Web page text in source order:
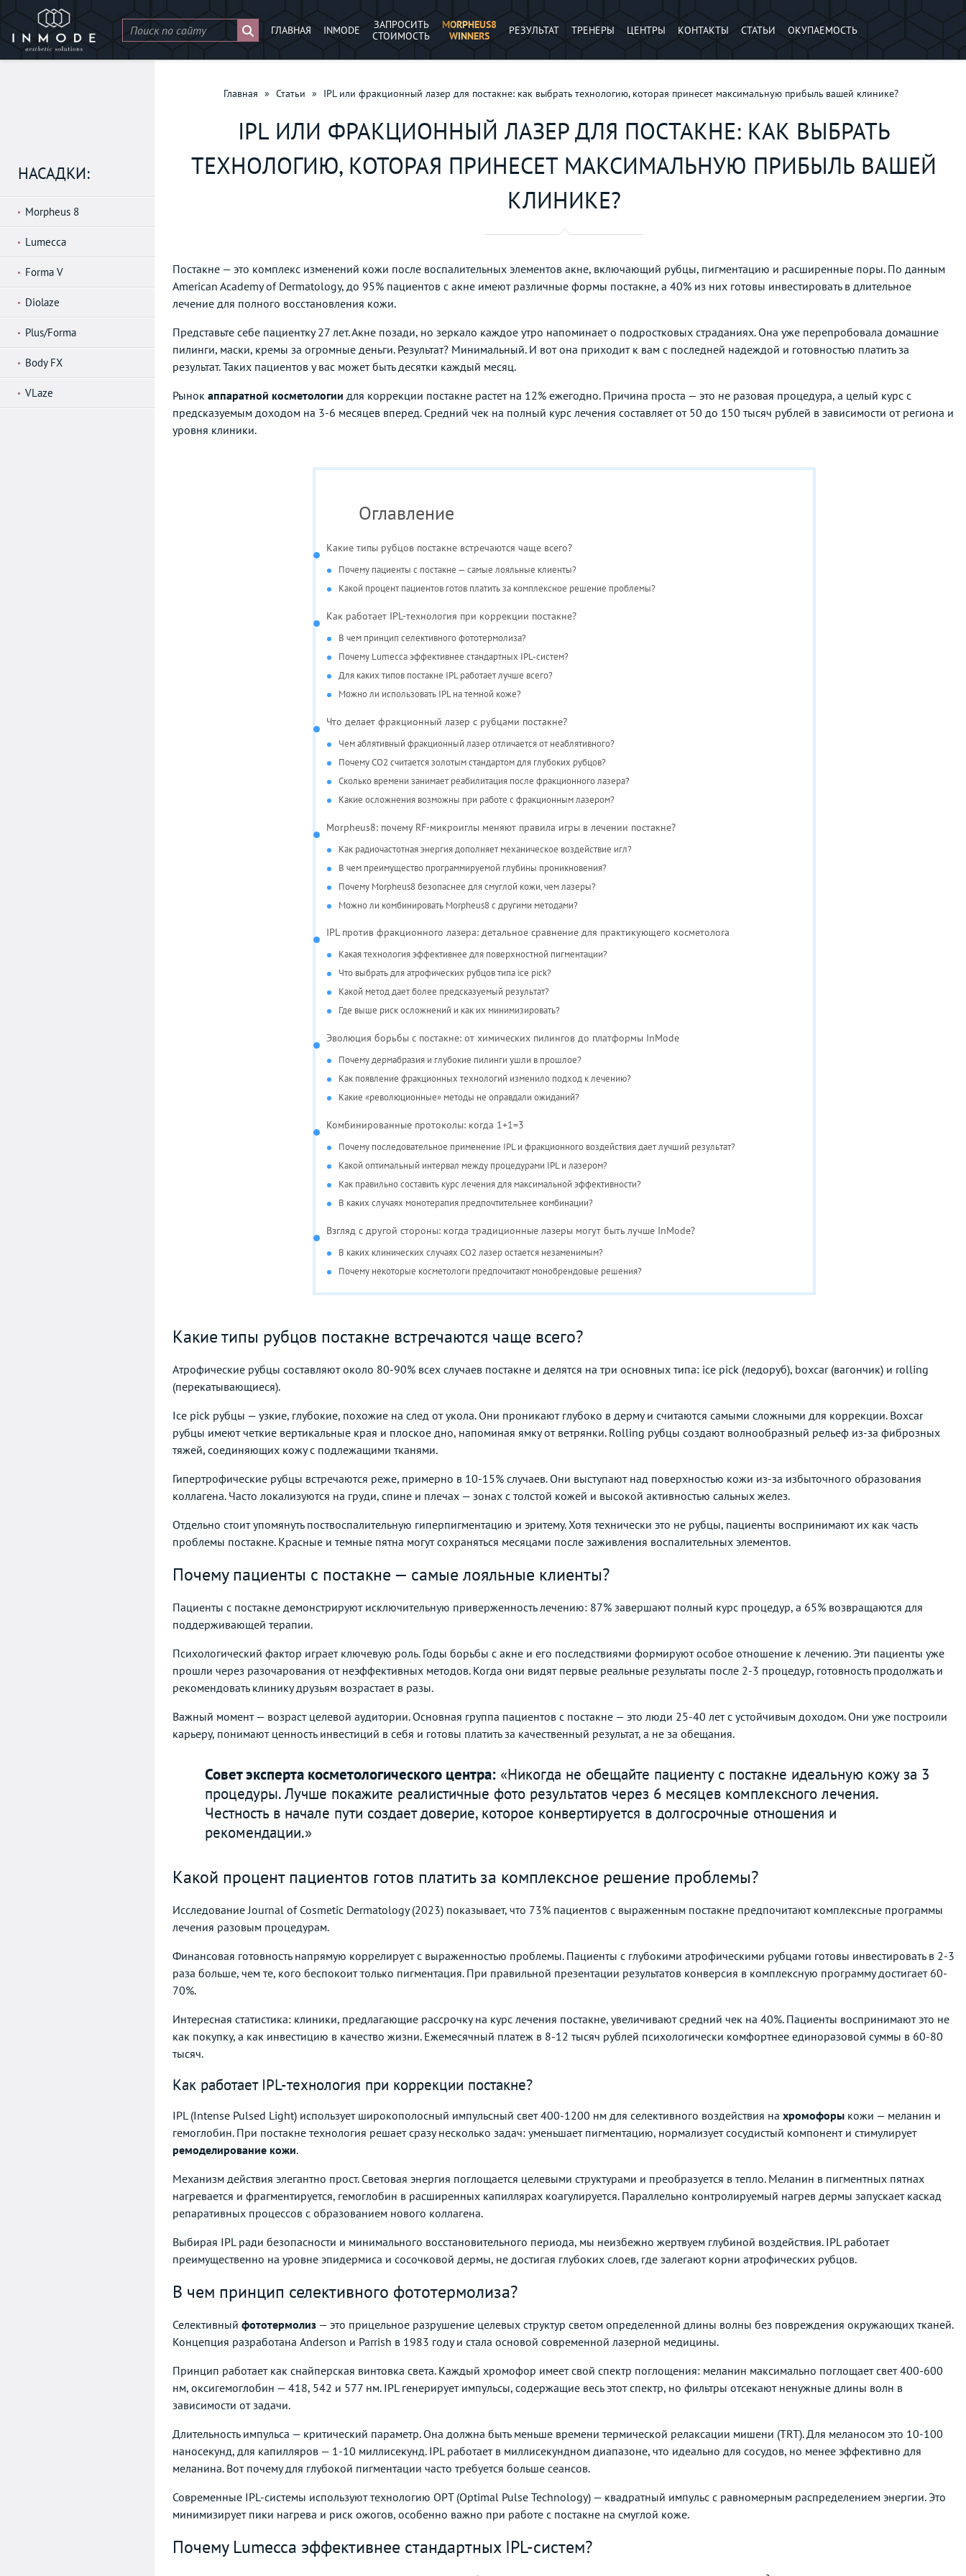
ГЛАВНАЯ INMODE
ЗАПРОСИТЬ
СТОИМОСТЬ
MORPHEUS8
WINNERS
РЕЗУЛЬТАТ ТРЕНЕРЫ ЦЕНТРЫ КОНТАКТЫ СТАТЬИ ОКУПАЕМОСТЬ
НАСАДКИ:
Morpheus 8
Lumecca
Forma V
Diolaze
Plus/Forma
Body FX
VLaze
Главная » Статьи » IPL или фракционный лазер для постакне: как выбрать технологию, которая принесет максимальную прибыль вашей клинике?
IPL ИЛИ ФРАКЦИОННЫЙ ЛАЗЕР ДЛЯ ПОСТАКНЕ: КАК ВЫБРАТЬ
ТЕХНОЛОГИЮ, КОТОРАЯ ПРИНЕСЕТ МАКСИМАЛЬНУЮ ПРИБЫЛЬ ВАШЕЙ
КЛИНИКЕ?
Постакне — это комплекс изменений кожи после воспалительных элементов акне, включающий рубцы, пигментацию и расширенные поры. По данным
American Academy of Dermatology, до 95% пациентов с акне имеют различные формы постакне, а 40% из них готовы инвестировать в длительное
лечение для полного восстановления кожи.
Представьте себе пациентку 27 лет. Акне позади, но зеркало каждое утро напоминает о подростковых страданиях. Она уже перепробовала домашние
пилинги, маски, кремы за огромные деньги. Результат? Минимальный. И вот она приходит к вам с последней надеждой и готовностью платить за
результат. Таких пациентов у вас может быть десятки каждый месяц.
Рынок аппаратной косметологии для коррекции постакне растет на 12% ежегодно. Причина проста — это не разовая процедура, а целый курс с
предсказуемым доходом на 3-6 месяцев вперед. Средний чек на полный курс лечения составляет от 50 до 150 тысяч рублей в зависимости от региона и
уровня клиники.
Оглавление
Какие типы рубцов постакне встречаются чаще всего?
Почему пациенты с постакне — самые лояльные клиенты?
Какой процент пациентов готов платить за комплексное решение проблемы?
Как работает IPL-технология при коррекции постакне?
В чем принцип селективного фототермолиза?
Почему Lumecca эффективнее стандартных IPL-систем?
Для каких типов постакне IPL работает лучше всего?
Можно ли использовать IPL на темной коже?
Что делает фракционный лазер с рубцами постакне?
Чем аблятивный фракционный лазер отличается от неаблятивного?
Почему CO2 считается золотым стандартом для глубоких рубцов?
Сколько времени занимает реабилитация после фракционного лазера?
Какие осложнения возможны при работе с фракционным лазером?
Morpheus8: почему RF-микроиглы меняют правила игры в лечении постакне?
Как радиочастотная энергия дополняет механическое воздействие игл?
В чем преимущество программируемой глубины проникновения?
Почему Morpheus8 безопаснее для смуглой кожи, чем лазеры?
Можно ли комбинировать Morpheus8 с другими методами?
IPL против фракционного лазера: детальное сравнение для практикующего косметолога
Какая технология эффективнее для поверхностной пигментации?
Что выбрать для атрофических рубцов типа ice pick?
Какой метод дает более предсказуемый результат?
Где выше риск осложнений и как их минимизировать?
Эволюция борьбы с постакне: от химических пилингов до платформы InMode
Почему дермабразия и глубокие пилинги ушли в прошлое?
Как появление фракционных технологий изменило подход к лечению?
Какие «революционные» методы не оправдали ожиданий?
Комбинированные протоколы: когда 1+1=3
Почему последовательное применение IPL и фракционного воздействия дает лучший результат?
Какой оптимальный интервал между процедурами IPL и лазером?
Как правильно составить курс лечения для максимальной эффективности?
В каких случаях монотерапия предпочтительнее комбинации?
Взгляд с другой стороны: когда традиционные лазеры могут быть лучше InMode?
В каких клинических случаях CO2 лазер остается незаменимым?
Почему некоторые косметологи предпочитают монобрендовые решения?
Какие типы рубцов постакне встречаются чаще всего?
Атрофические рубцы составляют около 80-90% всех случаев постакне и делятся на три основных типа: ice pick (ледоруб), boxcar (вагончик) и rolling
(перекатывающиеся).
Ice pick рубцы — узкие, глубокие, похожие на след от укола. Они проникают глубоко в дерму и считаются самыми сложными для коррекции. Boxcar
рубцы имеют четкие вертикальные края и плоское дно, напоминая ямку от ветрянки. Rolling рубцы создают волнообразный рельеф из-за фиброзных
тяжей, соединяющих кожу с подлежащими тканями.
Гипертрофические рубцы встречаются реже, примерно в 10-15% случаев. Они выступают над поверхностью кожи из-за избыточного образования
коллагена. Часто локализуются на груди, спине и плечах — зонах с толстой кожей и высокой активностью сальных желез.
Отдельно стоит упомянуть поствоспалительную гиперпигментацию и эритему. Хотя технически это не рубцы, пациенты воспринимают их как часть
проблемы постакне. Красные и темные пятна могут сохраняться месяцами после заживления воспалительных элементов.
Почему пациенты с постакне — самые лояльные клиенты?
Пациенты с постакне демонстрируют исключительную приверженность лечению: 87% завершают полный курс процедур, а 65% возвращаются для
поддерживающей терапии.
Психологический фактор играет ключевую роль. Годы борьбы с акне и его последствиями формируют особое отношение к лечению. Эти пациенты уже
прошли через разочарования от неэффективных методов. Когда они видят первые реальные результаты после 2-3 процедур, готовность продолжать и
рекомендовать клинику друзьям возрастает в разы.
Важный момент — возраст целевой аудитории. Основная группа пациентов с постакне — это люди 25-40 лет с устойчивым доходом. Они уже построили
карьеру, понимают ценность инвестиций в себя и готовы платить за качественный результат, а не за обещания.
Совет эксперта косметологического центра: «Никогда не обещайте пациенту с постакне идеальную кожу за 3
процедуры. Лучше покажите реалистичные фото результатов через 6 месяцев комплексного лечения.
Честность в начале пути создает доверие, которое конвертируется в долгосрочные отношения и
рекомендации.»
Какой процент пациентов готов платить за комплексное решение проблемы?
Исследование Journal of Cosmetic Dermatology (2023) показывает, что 73% пациентов с выраженным постакне предпочитают комплексные программы
лечения разовым процедурам.
Финансовая готовность напрямую коррелирует с выраженностью проблемы. Пациенты с глубокими атрофическими рубцами готовы инвестировать в 2-3
раза больше, чем те, кого беспокоит только пигментация. При правильной презентации результатов конверсия в комплексную программу достигает 60-
70%.
Интересная статистика: клиники, предлагающие рассрочку на курс лечения постакне, увеличивают средний чек на 40%. Пациенты воспринимают это не
как покупку, а как инвестицию в качество жизни. Ежемесячный платеж в 8-12 тысяч рублей психологически комфортнее единоразовой суммы в 60-80
тысяч.
Как работает IPL-технология при коррекции постакне?
IPL (Intense Pulsed Light) использует широкополосный импульсный свет 400-1200 нм для селективного воздействия на хромофоры кожи — меланин и
гемоглобин. При постакне технология решает сразу несколько задач: уменьшает пигментацию, нормализует сосудистый компонент и стимулирует
ремоделирование кожи.
Механизм действия элегантно прост. Световая энергия поглощается целевыми структурами и преобразуется в тепло. Меланин в пигментных пятнах
нагревается и фрагментируется, гемоглобин в расширенных капиллярах коагулируется. Параллельно контролируемый нагрев дермы запускает каскад
репаративных процессов с образованием нового коллагена.
Выбирая IPL ради безопасности и минимального восстановительного периода, мы неизбежно жертвуем глубиной воздействия. IPL работает
преимущественно на уровне эпидермиса и сосочковой дермы, не достигая глубоких слоев, где залегают корни атрофических рубцов.
В чем принцип селективного фототермолиза?
Селективный фототермолиз — это прицельное разрушение целевых структур светом определенной длины волны без повреждения окружающих тканей.
Концепция разработана Anderson и Parrish в 1983 году и стала основой современной лазерной медицины.
Принцип работает как снайперская винтовка света. Каждый хромофор имеет свой спектр поглощения: меланин максимально поглощает свет 400-600
нм, оксигемоглобин — 418, 542 и 577 нм. IPL генерирует импульсы, содержащие весь этот спектр, но фильтры отсекают ненужные длины волн в
зависимости от задачи.
Длительность импульса — критический параметр. Она должна быть меньше времени термической релаксации мишени (TRT). Для меланосом это 10-100
наносекунд, для капилляров — 1-10 миллисекунд. IPL работает в миллисекундном диапазоне, что идеально для сосудов, но менее эффективно для
меланина. Вот почему для глубокой пигментации часто требуется больше сеансов.
Современные IPL-системы используют технологию OPT (Optimal Pulse Technology) — квадратный импульс с равномерным распределением энергии. Это
минимизирует пики нагрева и риск ожогов, особенно важно при работе с постакне на смуглой коже.
Почему Lumecca эффективнее стандартных IPL-систем?